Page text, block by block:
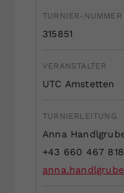
TURNIER-NUMMER
315851
VERANSTALTER
UTC Amstetten
TURNIERLEITUNG
Anna
+43 660 467
Zweck